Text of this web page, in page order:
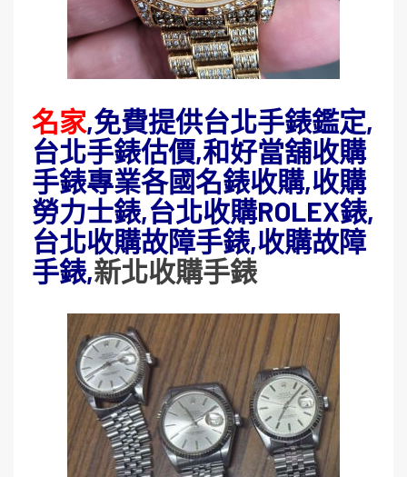
名家,免費提供台北手錶鑑定,
台北手錶估價,和好當舖收購
手錶專業各國名錶收購,收購
勞力士錶,台北收購ROLEX錶,
台北收購故障手錶,收購故障
手錶,新北收購手錶